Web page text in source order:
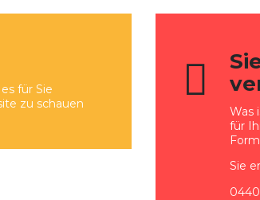
für Sie
zu schauen
Was
für
Sie